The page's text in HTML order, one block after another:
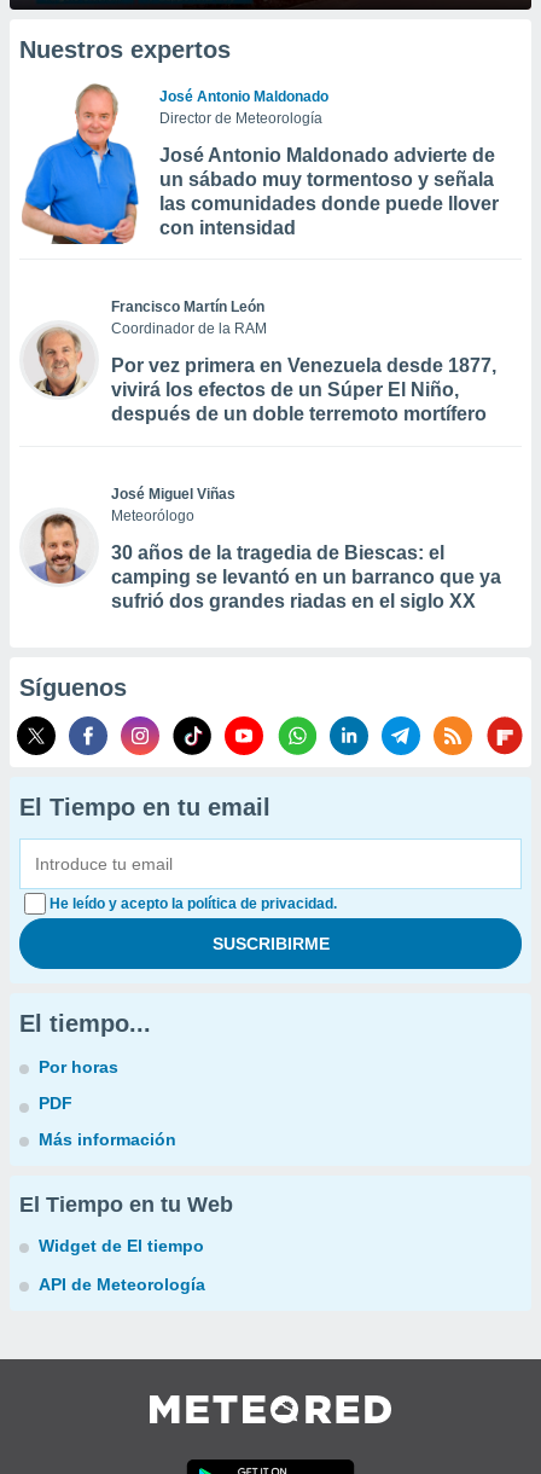
Nuestros expertos
José Antonio Maldonado
Director de Meteorología
José Antonio Maldonado advierte de
un sábado muy tormentoso y señala
las comunidades donde puede llover
con intensidad
Francisco Martín León
Coordinador de la RAM
Por vez primera en Venezuela desde 1877,
vivirá los efectos de un Súper El Niño,
después de un doble terremoto mortífero
José Miguel Viñas
Meteorólogo
30 años de la tragedia de Biescas: el
camping se levantó en un barranco que ya
sufrió dos grandes riadas en el siglo XX
Síguenos
El Tiempo en tu email
He leído y acepto la política de privacidad.
El tiempo...
Por horas
PDF
Más información
El Tiempo en tu Web
Widget de El tiempo
API de Meteorología